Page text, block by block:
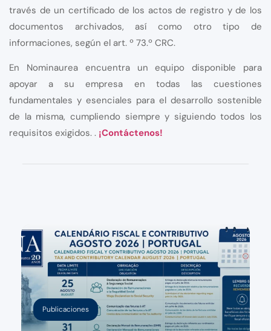
través de un certificado de los actos de registro y de los
documentos archivados, así como otro tipo de
informaciones, según el art. º 73.º CRC.
En Nominaurea encuentra un equipo disponible para
apoyar a su empresa en todas las cuestiones
fundamentales y esenciales para el desarrollo sostenible
de la misma, cumpliendo siempre y siguiendo todos los
requisitos exigidos. . ¡Contáctenos!
Publicaciones